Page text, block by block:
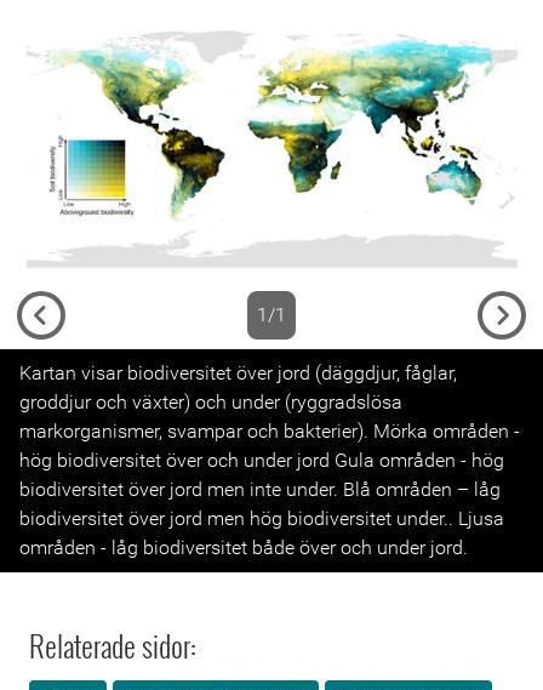
1/1
Previous
Kartan visar biodiversitet över jord (däggdjur, fåglar,
groddjur och växter) och under (ryggradslösa
markorganismer, svampar och bakterier). Mörka områden -
hög biodiversitet över och under jord Gula områden - hög
biodiversitet över jord men inte under. Blå områden – låg
biodiversitet över jord men hög biodiversitet under.. Ljusa
områden - låg biodiversitet både över och under jord.
Relaterade sidor: